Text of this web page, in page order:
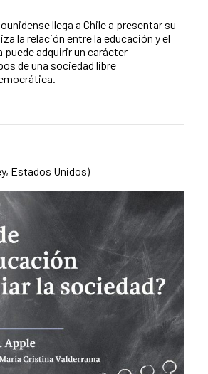
llega a Chile a presentar su
la relación entre la educación y el
puede adquirir un carácter
de una sociedad libre
Estados Unidos)